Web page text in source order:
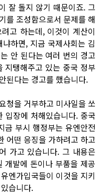
잘 돌지 않기 때문이죠. 그
를 조성함으로서 문제를 해
고 하는데, 이것이 계산이
하면, 지금 국제사회는 김
안 된다는 여러 번의 경고
지탱해주고 있는 중국 정부
된다는 경고를 했습니다.
청을 거부하고 미사일을 쏘
입장에 처해있습니다. 중국
금 부시 행정부는 유엔안전
어떤 응징을 가하려고 하고
가고 있습니다. 그 내용은
개발에 돈이나 부품을 제공
엔가입국들이 이것을 지키
습니다.